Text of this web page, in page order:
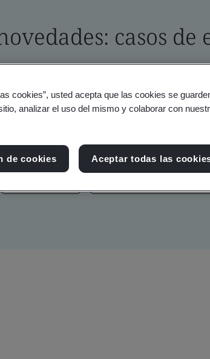
casos
noticias y activos de marca
cookies”, usted acepta que las cookies se
analizar el uso del mismo y colaborar con
de cookies Aceptar todas las